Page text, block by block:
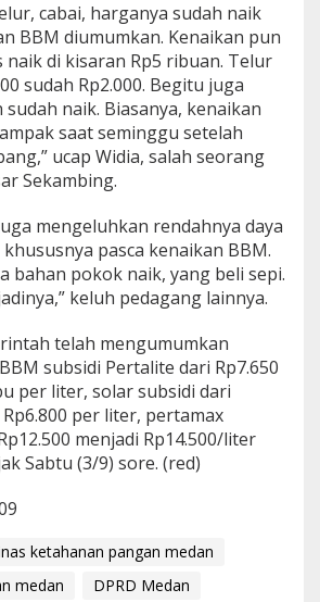
cabai, harganya sudah naik
BBM diumumkan. Kenaikan pun
naik di kisaran Rp5 ribuan. Telur
sudah Rp2.000. Begitu juga
sudah naik. Biasanya, kenaikan
saat seminggu setelah
ucap Widia, salah seorang
Sekambing.
mengeluhkan rendahnya daya
pasca kenaikan BBM.
bahan pokok naik, yang beli sepi.
keluh pedagang lainnya.
telah mengumumkan
subsidi Pertalite dari Rp7.650
per liter, solar subsidi dari
Rp6.800 per liter, pertamax
menjadi Rp14.500/liter
Sabtu (3/9) sore. (red)
ketahanan pangan medan
medan
DPRD Medan